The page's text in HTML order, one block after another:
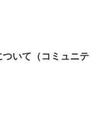
ついて（コミュニテ